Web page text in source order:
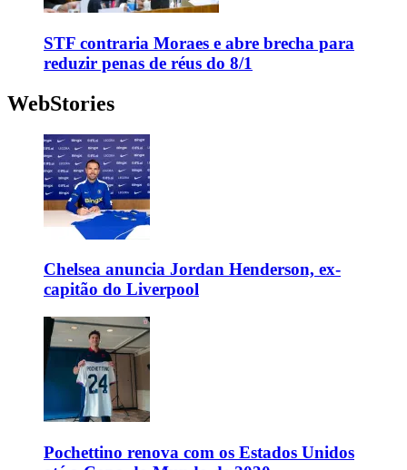
STF contraria Moraes e abre brecha para
reduzir penas de réus do 8/1
WebStories
Chelsea anuncia Jordan Henderson, ex-
capitão do Liverpool
Pochettino renova com os Estados Unidos